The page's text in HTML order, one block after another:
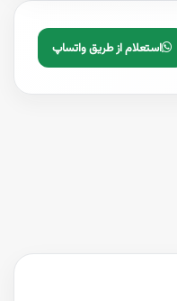
استعلام از طریق واتساپ